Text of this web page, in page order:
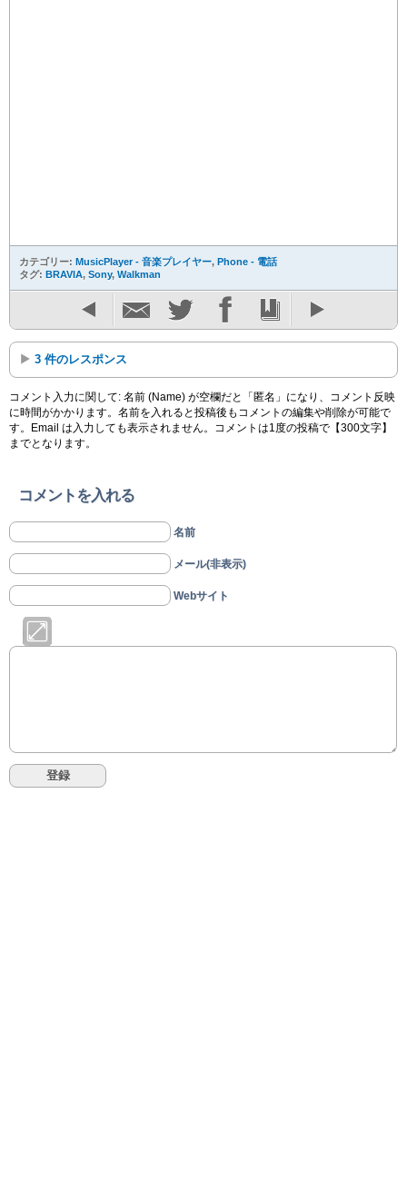
カテゴリー: MusicPlayer - 音楽プレイヤー, Phone - 電話
タグ: BRAVIA, Sony, Walkman
3 件のレスポンス
コメント入力に関して: 名前 (Name) が空欄だと「匿名」になり、コメント反映
に時間がかかります。名前を入れると投稿後もコメントの編集や削除が可能で
す。Email は入力しても表示されません。コメントは1度の投稿で【300文字】
までとなります。
コメントを入れる
名前
メール(非表示)
Webサイト